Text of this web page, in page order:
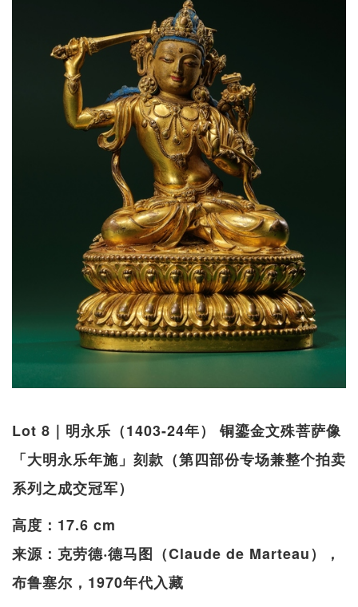
Lot 8｜明永乐（1403-24年） 铜鎏金文殊菩萨像
「大明永乐年施」刻款（第四部份专场兼整个拍卖
系列之成交冠军）
高度：17.6 cm
来源：克劳德‧德马图（Claude de Marteau），
布鲁塞尔，1970年代入藏